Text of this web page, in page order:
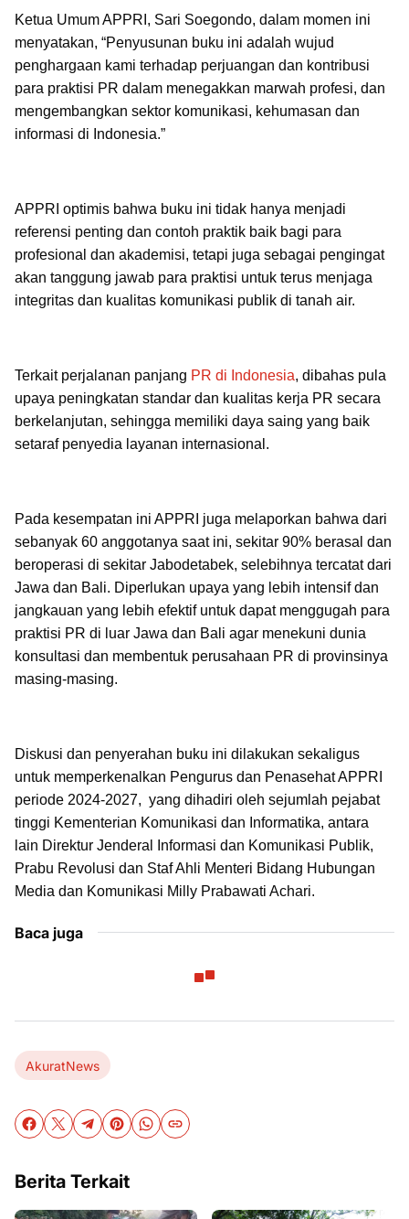
Ketua Umum APPRI, Sari Soegondo, dalam momen ini
menyatakan, “Penyusunan buku ini adalah wujud
penghargaan kami terhadap perjuangan dan kontribusi
para praktisi PR dalam menegakkan marwah profesi, dan
mengembangkan sektor komunikasi, kehumasan dan
informasi di Indonesia.”
APPRI optimis bahwa buku ini tidak hanya menjadi
referensi penting dan contoh praktik baik bagi para
profesional dan akademisi, tetapi juga sebagai pengingat
akan tanggung jawab para praktisi untuk terus menjaga
integritas dan kualitas komunikasi publik di tanah air.
Terkait perjalanan panjang PR di Indonesia, dibahas pula
upaya peningkatan standar dan kualitas kerja PR secara
berkelanjutan, sehingga memiliki daya saing yang baik
setaraf penyedia layanan internasional.
Pada kesempatan ini APPRI juga melaporkan bahwa dari
sebanyak 60 anggotanya saat ini, sekitar 90% berasal dan
beroperasi di sekitar Jabodetabek, selebihnya tercatat dari
Jawa dan Bali. Diperlukan upaya yang lebih intensif dan
jangkauan yang lebih efektif untuk dapat menggugah para
praktisi PR di luar Jawa dan Bali agar menekuni dunia
konsultasi dan membentuk perusahaan PR di provinsinya
masing-masing.
Diskusi dan penyerahan buku ini dilakukan sekaligus
untuk memperkenalkan Pengurus dan Penasehat APPRI
periode 2024-2027, yang dihadiri oleh sejumlah pejabat
tinggi Kementerian Komunikasi dan Informatika, antara
lain Direktur Jenderal Informasi dan Komunikasi Publik,
Prabu Revolusi dan Staf Ahli Menteri Bidang Hubungan
Media dan Komunikasi Milly Prabawati Achari.
Baca juga
AkuratNews
Berita Terkait